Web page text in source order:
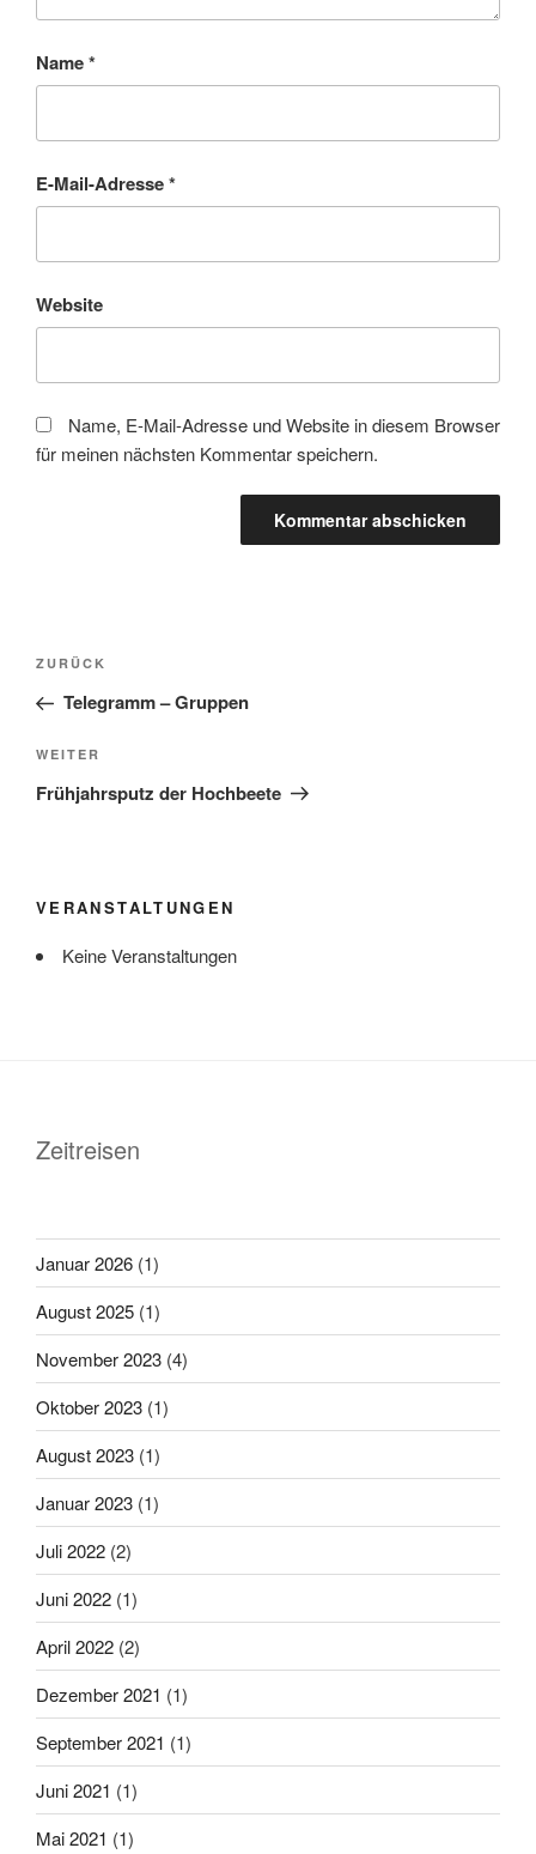
Name*
E-Mail-Adresse*
Website
Name, E-Mail-Adresse und Website in diesem Browser
für meinen nächsten Kommentar speichern.
Beitragsnavigation
Vorheriger
Beitrag
ZURÜCK
Telegramm – Gruppen
Nächster
Beitrag
WEITER
Frühjahrsputz der Hochbeete
VERANSTALTUNGEN
Keine Veranstaltungen
Zeitreisen
Januar 2026 (1)
August 2025 (1)
November 2023 (4)
Oktober 2023 (1)
August 2023 (1)
Januar 2023 (1)
Juli 2022 (2)
Juni 2022 (1)
April 2022 (2)
Dezember 2021 (1)
September 2021 (1)
Juni 2021 (1)
Mai 2021 (1)